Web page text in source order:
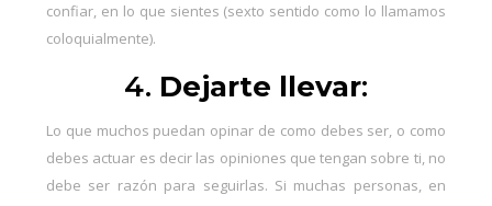
confiar, en lo que sientes (sexto sentido como lo llamamos
coloquialmente).
4. Dejarte llevar:
Lo que muchos puedan opinar de como debes ser, o como
debes actuar es decir las opiniones que tengan sobre ti, no
debe ser razón para seguirlas. Si muchas personas, en